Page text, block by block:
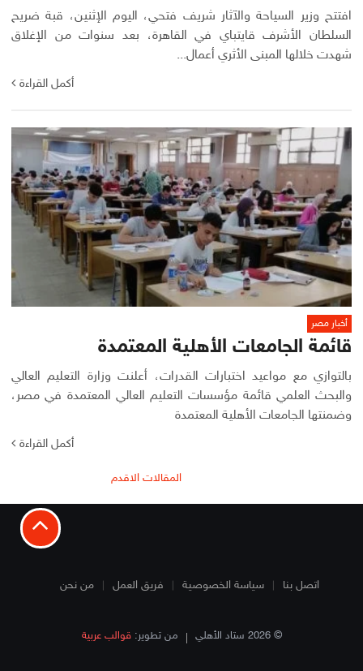
افتتح وزير السياحة والآثار شريف فتحي، اليوم الإثنين، قبة ضريح
السلطان الأشرف قايتباي في القاهرة، بعد سنوات من الإغلاق
شهدت خلالها المبنى الأثري أعمال...
أكمل القراءة
أخبار مصر
قائمة الجامعات الأهلية المعتمدة
بالتوازي مع مواعيد اختبارات القدرات، أعلنت وزارة التعليم العالي
والبحث العلمي قائمة مؤسسات التعليم العالي المعتمدة في مصر،
وضمنتها الجامعات الأهلية المعتمدة
أكمل القراءة
المقالات
المقالات الاقدم
اتصل بنا سياسة الخصوصية فريق العمل من نحن
© 2026 ستاد الأهلي من تطوير:قوالب عربية